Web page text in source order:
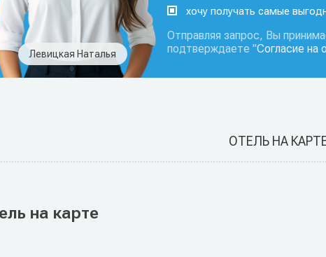
Левицкая Наталья
хочу получать самые
Отправляя запрос, Вы
подтверждаете "Согласие на
ОТЕЛЬ НА
на карте